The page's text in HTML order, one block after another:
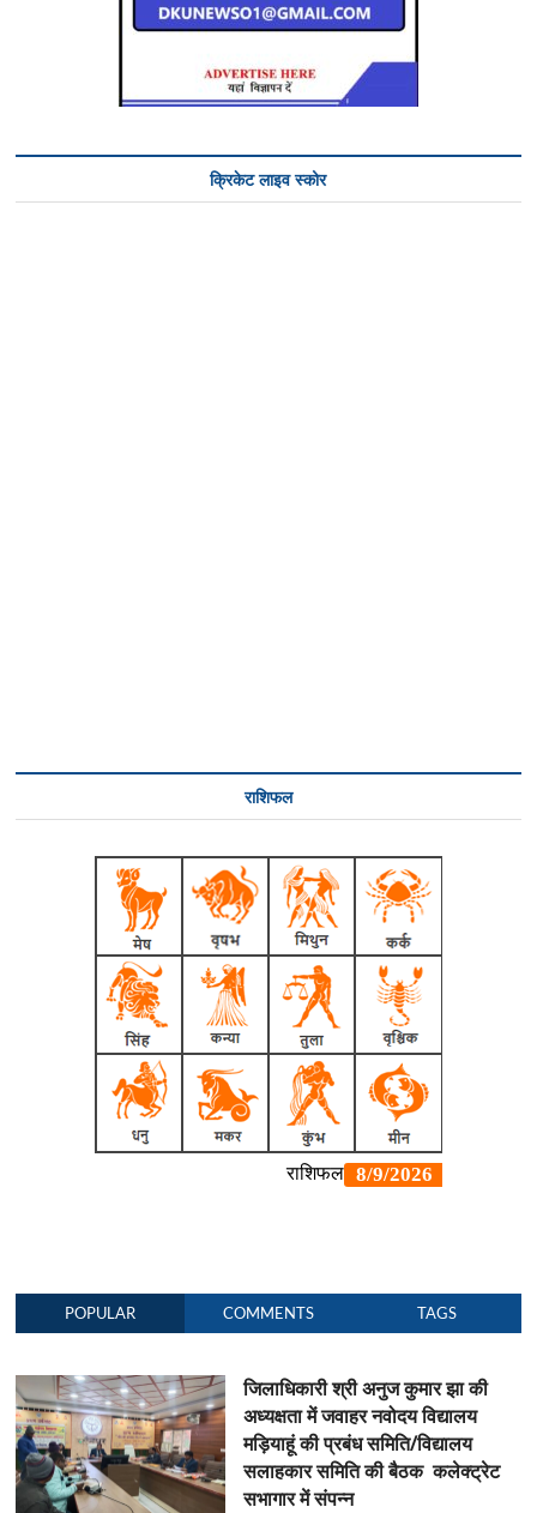
क्रिकेट लाइव स्कोर
राशिफल
POPULAR COMMENTS TAGS
जिलाधिकारी श्री अनुज कुमार झा की
अध्यक्षता में जवाहर नवोदय विद्यालय
मड़ियाहूं की प्रबंध समिति/विद्यालय
सलाहकार समिति की बैठक कलेक्ट्रेट
सभागार में संपन्न